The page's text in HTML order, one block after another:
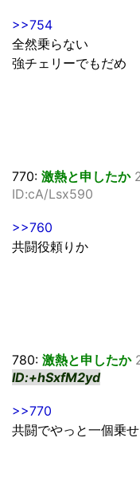
>>754
全然乗らない
強チェリーでもだめ
770: 激熱と申したか
ID:cA/Lsx590
>>760
共闘役頼りか
780: 激熱と申したか
ID:+hSxfM2yd
>>770
共闘でやっと一個乗